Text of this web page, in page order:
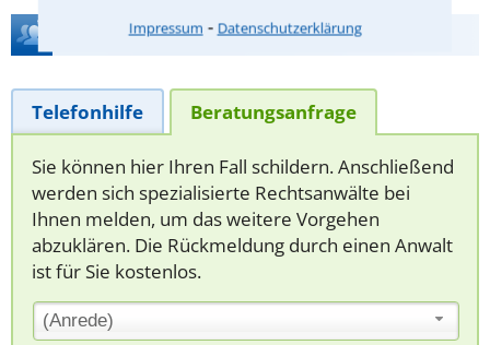
Impressum ⁃ Datenschutzerklärung
Hilfe bei Ihrer Anwaltsuche?
Telefonhilfe Beratungsanfrage
Sie können hier Ihren Fall schildern. Anschließend
werden sich spezialisierte Rechtsanwälte bei
Ihnen melden, um das weitere Vorgehen
abzuklären. Die Rückmeldung durch einen Anwalt
ist für Sie kostenlos.
(Anrede)